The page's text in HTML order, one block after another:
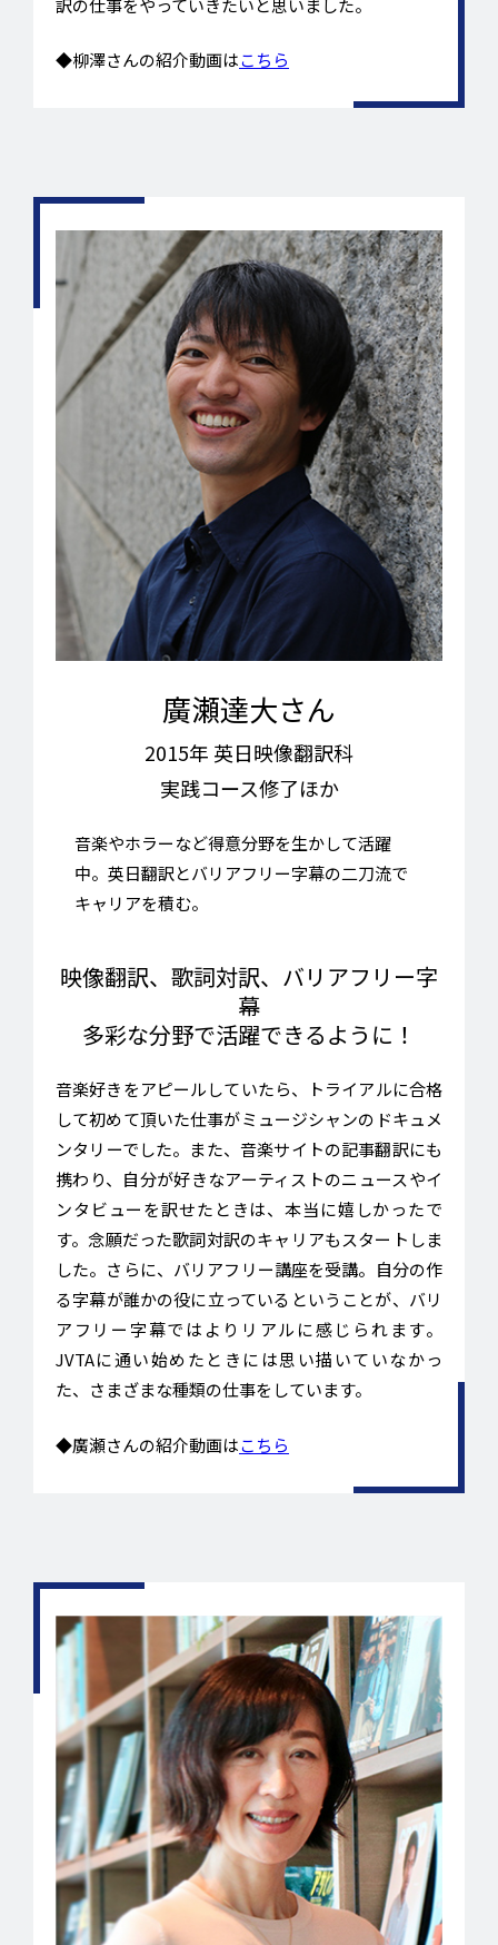
◆柳澤さんの紹介動画はこちら
廣瀬達大さん
2015年 英日映像翻訳科
実践コース修了ほか
音楽やホラーなど得意分野を生かして活躍
中。英日翻訳とバリアフリー字幕の二刀流で
キャリアを積む。
映像翻訳、歌詞対訳、バリアフリー字
幕
多彩な分野で活躍できるように！
音楽好きをアピールしていたら、トライアルに合格
して初めて頂いた仕事がミュージシャンのドキュメ
ンタリーでした。また、音楽サイトの記事翻訳にも
携わり、自分が好きなアーティストのニュースやイ
ンタビューを訳せたときは、本当に嬉しかったで
す。念願だった歌詞対訳のキャリアもスタートしま
した。さらに、バリアフリー講座を受講。自分の作
る字幕が誰かの役に立っているということが、バリ
アフリー字幕ではよりリアルに感じられます。
JVTAに通い始めたときには思い描いていなかっ
た、さまざまな種類の仕事をしています。
◆廣瀬さんの紹介動画はこちら